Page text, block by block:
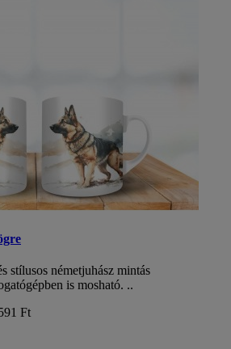
stílusos németjuhász mintás
is mosható. ..
Ft